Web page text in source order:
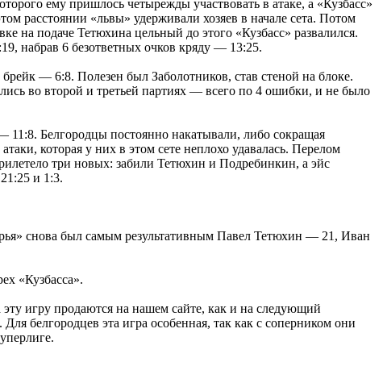
ему пришлось четырежды участвовать в атаке, а «Кузбасс»
расстоянии «львы» удерживали хозяев в начале сета. Потом
на подаче Тетюхина цельный до этого «Кузбасс» развалился.
набрав 6 безответных очков кряду — 13:25.
— 6:8. Полезен был Заболотников, став стеной на блоке.
во второй и третьей партиях — всего по 4 ошибки, и не было
11:8. Белгородцы постоянно накатывали, либо сокращая
которая у них в этом сете неплохо удавалась. Перелом
три новых: забили Тетюхин и Подребинкин, а эйс
и 1:3.
снова был самым результативным Павел Тетюхин — 21, Иван
«Кузбасса».
игру продаются на нашем сайте, как и на следующий
белгородцев эта игра особенная, так как с соперником они